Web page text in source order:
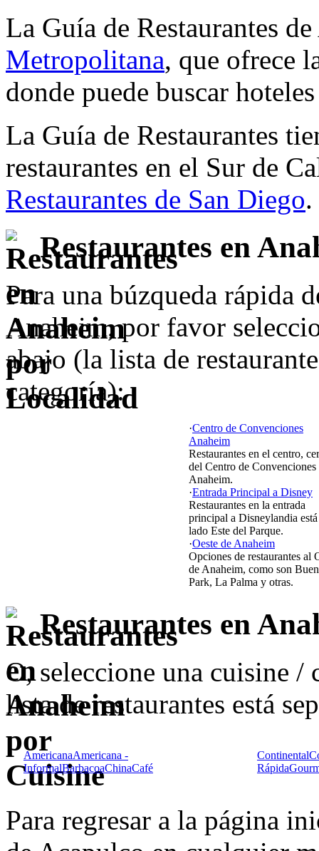
La Guía de Restaurantes
Metropolitana, que ofrece
donde puede buscar
La Guía de Restaurantes
restaurantes en el Sur de
Restaurantes de San Diego.
Restaurantes en
Para una búzqueda rápida
Anaheim, por favor
abajo (la lista de
categoría):
·Centro de Convenciones
Anaheim
Restaurantes en el centro,
del Centro de Convenciones
Anaheim.
·Entrada Principal a Disney
Restaurantes en la entrada
principal a Disneylandia
lado Este del Parque.
·Oeste de Anaheim
Opciones de restaurantes al
de Anaheim, como son
Park, La Palma y otras.
Restaurantes en
O, seleccione una cuisine /
lista de restaurantes está
AmericanaAmericana -
InformalBarbacoaChinaCafé
Continental
Rápida
Para regresar a la página